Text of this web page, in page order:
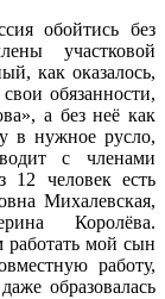
обойтись без
участковой
как оказалось,
обязанности,
а без неё как
в нужное русло,
с членами
12 человек есть
Михалевская,
Королёва.
работать мой сын
работу,
образовалась